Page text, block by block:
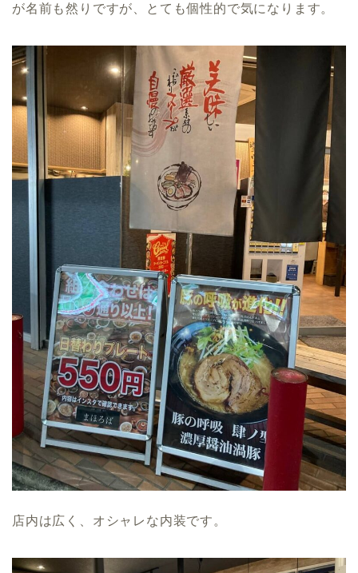
が名前も然りですが、とても個性的で気になります。
店内は広く、オシャレな内装です。